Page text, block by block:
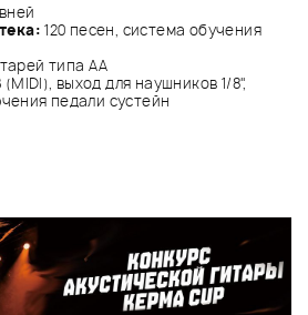
120 песен, система обучения
типа АА
(MIDI), выход для наушников 1/8",
педали сустейн